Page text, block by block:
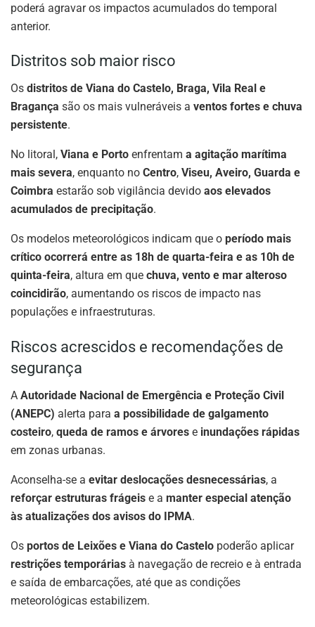
poderá agravar os impactos acumulados do temporal
anterior.
Distritos sob maior risco
Os distritos de Viana do Castelo, Braga, Vila Real e
Bragança são os mais vulneráveis a ventos fortes e chuva
persistente.
No litoral, Viana e Porto enfrentam a agitação marítima
mais severa, enquanto no Centro, Viseu, Aveiro, Guarda e
Coimbra estarão sob vigilância devido aos elevados
acumulados de precipitação.
Os modelos meteorológicos indicam que o período mais
crítico ocorrerá entre as 18h de quarta-feira e as 10h de
quinta-feira, altura em que chuva, vento e mar alteroso
coincidirão, aumentando os riscos de impacto nas
populações e infraestruturas.
Riscos acrescidos e recomendações de
segurança
A Autoridade Nacional de Emergência e Proteção Civil
(ANEPC) alerta para a possibilidade de galgamento
costeiro, queda de ramos e árvores e inundações rápidas
em zonas urbanas.
Aconselha-se a evitar deslocações desnecessárias, a
reforçar estruturas frágeis e a manter especial atenção
às atualizações dos avisos do IPMA.
Os portos de Leixões e Viana do Castelo poderão aplicar
restrições temporárias à navegação de recreio e à entrada
e saída de embarcações, até que as condições
meteorológicas estabilizem.